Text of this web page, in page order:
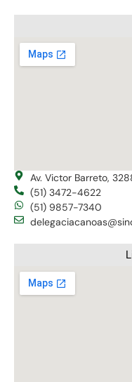
Av. Victor Barreto,
(51) 3472-4622
(51) 9857-7340